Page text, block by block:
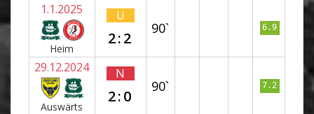
1.1.2025
Heim
U
2:2
90` 6.9
29.12.2024
Auswärts
N
2:0
90` 7.2